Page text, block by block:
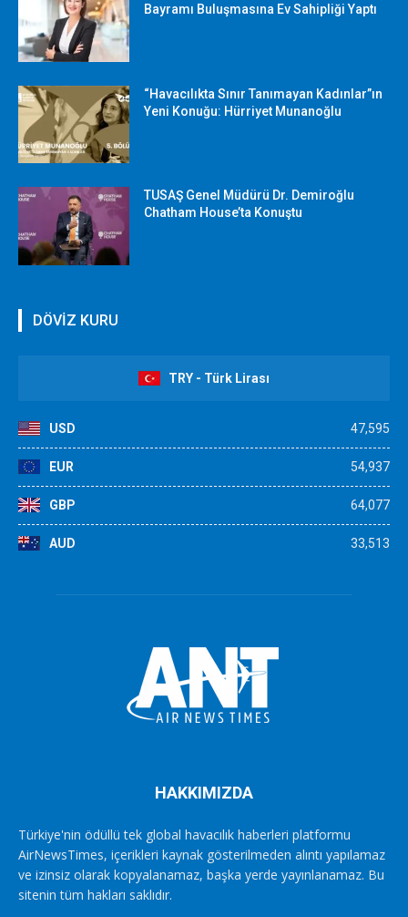
Bayramı Buluşmasına Ev Sahipliği Yaptı
“Havacılıkta Sınır Tanımayan Kadınlar”ın
Yeni Konuğu: Hürriyet Munanoğlu
TUSAŞ Genel Müdürü Dr. Demiroğlu
Chatham House’ta Konuştu
DÖVİZ KURU
TRY - Türk Lirası
USD 47,595
EUR 54,937
GBP 64,077
AUD 33,513
HAKKIMIZDA
Türkiye'nin ödüllü tek global havacılık haberleri platformu
AirNewsTimes, içerikleri kaynak gösterilmeden alıntı yapılamaz
ve izinsiz olarak kopyalanamaz, başka yerde yayınlanamaz. Bu
sitenin tüm hakları saklıdır.